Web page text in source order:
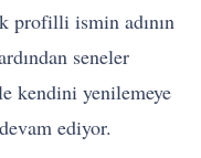
profilli ismin adının
seneler
kendini yenilemeye
ediyor.